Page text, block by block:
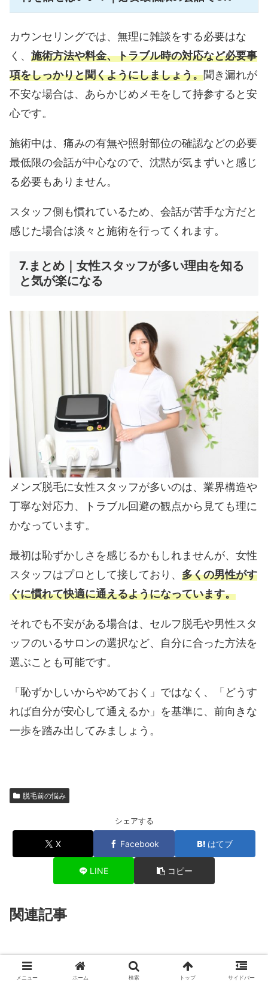
カウンセリングでは、無理に雑談をする必要はな
く、 施術方法や料金、トラブル時の対応など必要事
項をしっかりと聞くようにしましょう。聞き漏れが
不安な場合は、あらかじめメモをして持参すると安
心です。
施術中は、痛みの有無や照射部位の確認などの必要
最低限の会話が中心なので、沈黙が気まずいと感じ
る必要もありません。
スタッフ側も慣れているため、会話が苦手な方だと
感じた場合は淡々と施術を行ってくれます。
7.まとめ｜女性スタッフが多い理由を知る
と気が楽になる
メンズ脱毛に女性スタッフが多いのは、業界構造や
丁寧な対応力、トラブル回避の観点から見ても理に
かなっています。
最初は恥ずかしさを感じるかもしれませんが、女性
スタッフはプロとして接しており、 多くの男性がす
ぐに慣れて快適に通えるようになっています。
それでも不安がある場合は、セルフ脱毛や男性スタ
ッフのいるサロンの選択など、自分に合った方法を
選ぶことも可能です。
「恥ずかしいからやめておく」ではなく、「どうす
れば自分が安心して通えるか」を基準に、前向きな
一歩を踏み出してみましょう。
脱毛前の悩み
シェアする
X Facebook はてブ
LINE コピー
関連記事
おすすめ
エミナルクリニックメンズ（メン
ズエミナル）の全身脱毛料金はい
メニュー ホーム 検索 トップ サイドバー